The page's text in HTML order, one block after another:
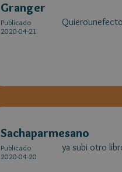
Granger
Publicado
2020-04-21
Sachaparmesano
Publicado
2020-04-20
ya subi otro